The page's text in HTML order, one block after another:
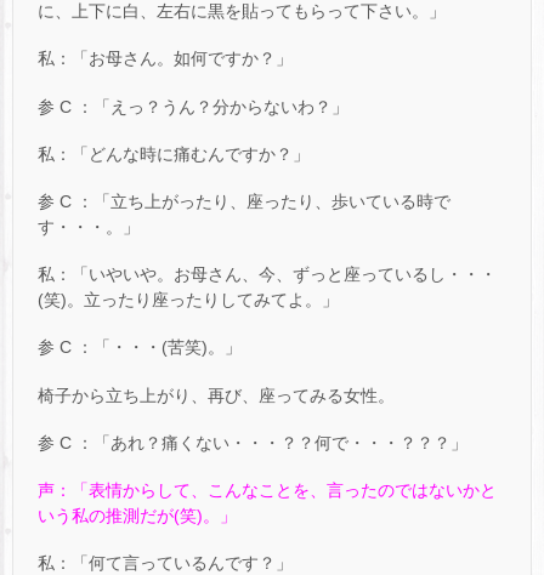
に、上下に白、左右に黒を貼ってもらって下さい。」
私：「お母さん。如何ですか？」
参 C ：「えっ？うん？分からないわ？」
私：「どんな時に痛むんですか？」
参 C ：「立ち上がったり、座ったり、歩いている時で
す・・・。」
私：「いやいや。お母さん、今、ずっと座っているし・・・
(笑)。立ったり座ったりしてみてよ。」
参 C ：「・・・(苦笑)。」
椅子から立ち上がり、再び、座ってみる女性。
参 C ：「あれ？痛くない・・・？？何で・・・？？？」
声：「表情からして、こんなことを、言ったのではないかと
いう私の推測だが(笑)。」
私：「何て言っているんです？」